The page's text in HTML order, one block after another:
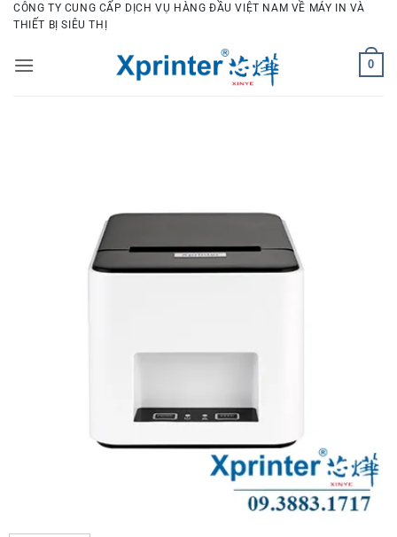
Bỏ
qua
dung
CÔNG TY CUNG CẤP DỊCH VỤ HÀNG ĐẦU VIỆT NAM VỀ MÁY IN VÀ
THIẾT BỊ SIÊU THỊ
0